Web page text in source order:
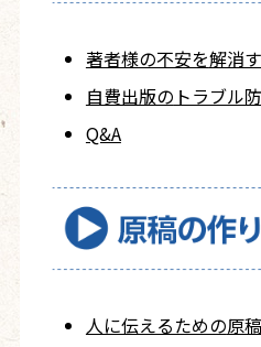
著者様の不安を解消
自費出版の トラブル
Q&A
人に伝えるための原